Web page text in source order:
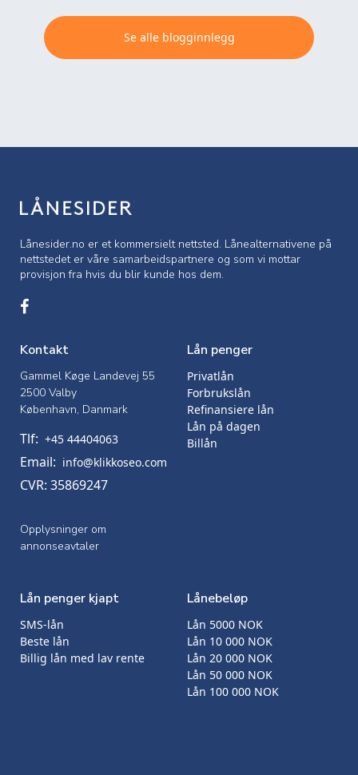
Se alle blogginnlegg
Lånesider.no er et kommersielt nettsted. Lånealternativene på
nettstedet er våre samarbeidspartnere og som vi mottar
provisjon fra hvis du blir kunde hos dem.
Kontakt
Gammel Køge Landevej 55
2500 Valby
København, Danmark
Tlf: +45 44404063
Email: info@klikkoseo.com
CVR: 35869247
Opplysninger om
annonseavtaler
Lån penger
Privatlån
Forbrukslån
Refinansiere lån
Lån på dagen
Billån
Lån penger kjapt
SMS-lån
Beste lån
Billig lån med lav rente
Lånebeløp
Lån 5000 NOK
Lån 10 000 NOK
Lån 20 000 NOK
Lån 50 000 NOK
Lån 100 000 NOK